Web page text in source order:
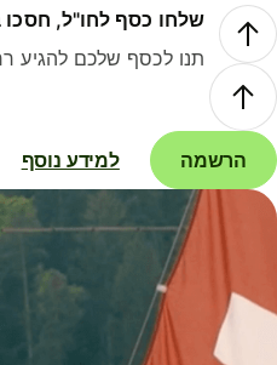
שלחו כסף לחו"ל, חסכו
תנו לכסף שלכם להגיע
הרשמה למידע נוסף